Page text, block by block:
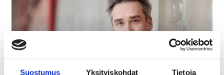
Suos­tu­mus Yk­si­tyis­koh­dat Tie­to­ja
28.8.2025
Su­kel­lus ja vas­tuul­li­suus